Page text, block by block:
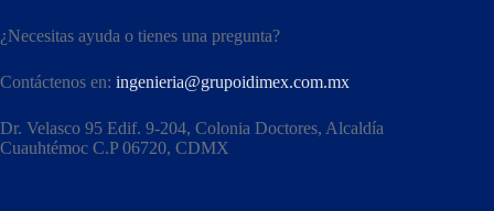
¿Necesitas ayuda o tienes una pregunta?
Contáctenos en: ingenieria@grupoidimex.com.mx
Dr. Velasco 95 Edif. 9-204, Colonia Doctores, Alcaldía
Cuauhtémoc C.P 06720, CDMX​